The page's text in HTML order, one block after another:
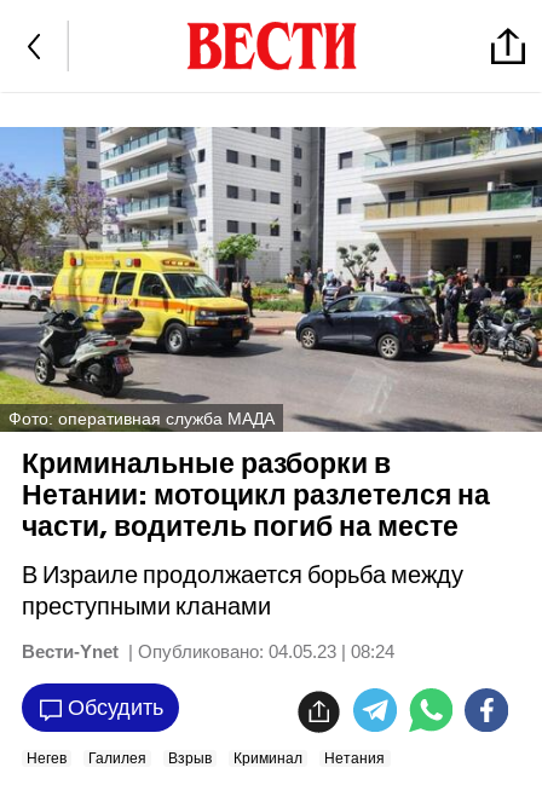
Фото: оперативная служба МАДА
Криминальные разборки в
Нетании: мотоцикл разлетелся на
части, водитель погиб на месте
В Израиле продолжается борьба между
преступными кланами
Вести-Ynet | Опубликовано: 04.05.23 | 08:24
Обсудить
Негев Галилея Взрыв Криминал Нетания